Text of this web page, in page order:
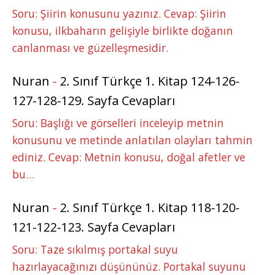
Soru: Şiirin konusunu yazınız. Cevap: Şiirin
konusu, ilkbaharın gelişiyle birlikte doğanın
canlanması ve güzelleşmesidir.
Nuran - 2. Sınıf Türkçe 1. Kitap 124-126-
127-128-129. Sayfa Cevapları
Soru: Başlığı ve görselleri inceleyip metnin
konusunu ve metinde anlatılan olayları tahmin
ediniz. Cevap: Metnin konusu, doğal afetler ve
bu…
Nuran - 2. Sınıf Türkçe 1. Kitap 118-120-
121-122-123. Sayfa Cevapları
Soru: Taze sıkılmış portakal suyu
hazırlayacağınızı düşününüz. Portakal suyunu